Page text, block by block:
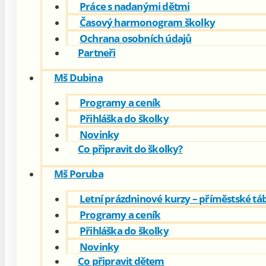
Práce s nadanými dětmi
Časový harmonogram školky
Ochrana osobních údajů
Partneři
Mš Dubina
Programy a ceník
Přihláška do školky
Novinky
Co připravit do školky?
Mš Poruba
Letní prázdninové kurzy – příměstské
Programy a ceník
Přihláška do školky
Novinky
Co připravit dětem